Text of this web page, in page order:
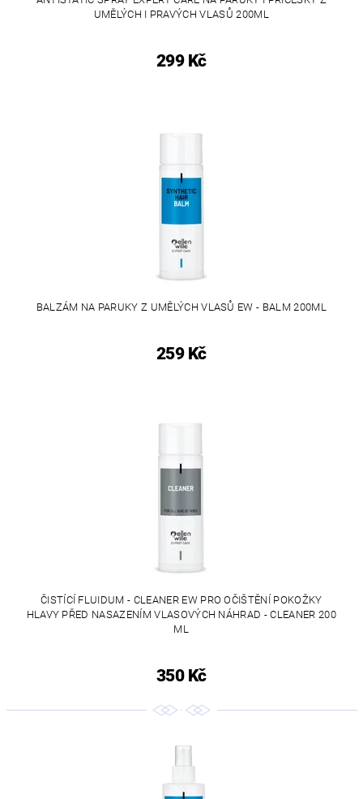
UMĚLÝCH I PRAVÝCH VLASŮ 200ML
299 Kč
BALZÁM NA PARUKY Z UMĚLÝCH VLASŮ EW - BALM 200ML
259 Kč
ČISTÍCÍ FLUIDUM - CLEANER EW PRO OČIŠTĚNÍ POKOŽKY
HLAVY PŘED NASAZENÍM VLASOVÝCH NÁHRAD - CLEANER 200
ML
350 Kč